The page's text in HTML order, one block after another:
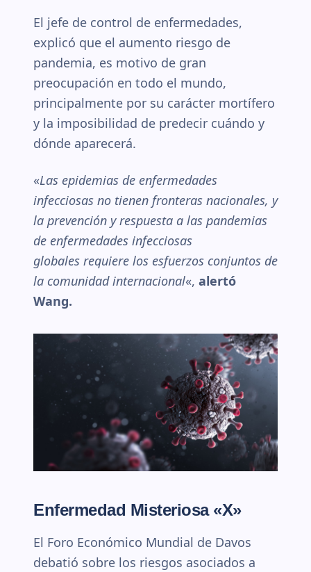
El jefe de control de enfermedades,
explicó que el aumento riesgo de
pandemia, es motivo de gran
preocupación en todo el mundo,
principalmente por su carácter mortífero
y la imposibilidad de predecir cuándo y
dónde aparecerá.
«Las epidemias de enfermedades
infecciosas no tienen fronteras nacionales, y
la prevención y respuesta a las pandemias
de enfermedades infecciosas
globales requiere los esfuerzos conjuntos de
la comunidad internacional«, alertó
Wang.
Enfermedad Misteriosa «X»
El Foro Económico Mundial de Davos
debatió sobre los riesgos asociados a